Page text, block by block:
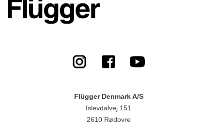
Flügger Denmark A/S
Islevdalvej 151
2610 Rødovre